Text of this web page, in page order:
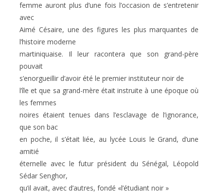
femme auront plus d’une fois l’occasion de s’entretenir
avec
Aimé Césaire, une des figures les plus marquantes de
l’histoire moderne
martiniquaise. Il leur racontera que son grand-père
pouvait
s’enorgueillir d’avoir été le premier instituteur noir de
l’île et que sa grand-mère était instruite à une époque où
les femmes
noires étaient tenues dans l’esclavage de l’ignorance,
que son bac
en poche, il s’était liée, au lycée Louis le Grand, d’une
amitié
éternelle avec le futur président du Sénégal, Léopold
Sédar Senghor,
qu’il avait, avec d’autres, fondé «l’étudiant noir »